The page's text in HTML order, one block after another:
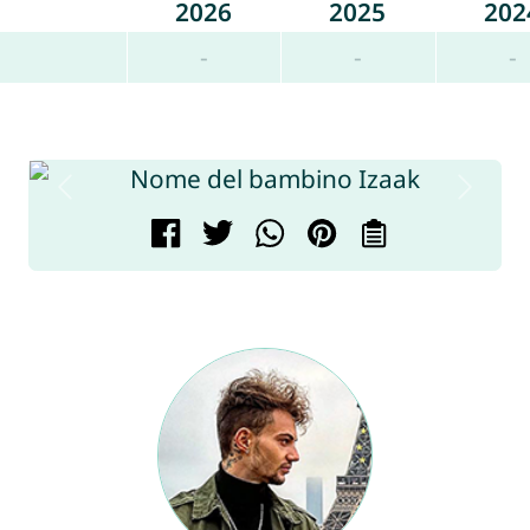
2026 2025
- - -